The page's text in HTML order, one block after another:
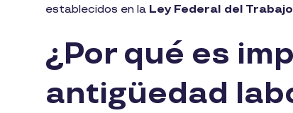
establecidos en la Ley Federal del
¿Por qué es
antigüedad